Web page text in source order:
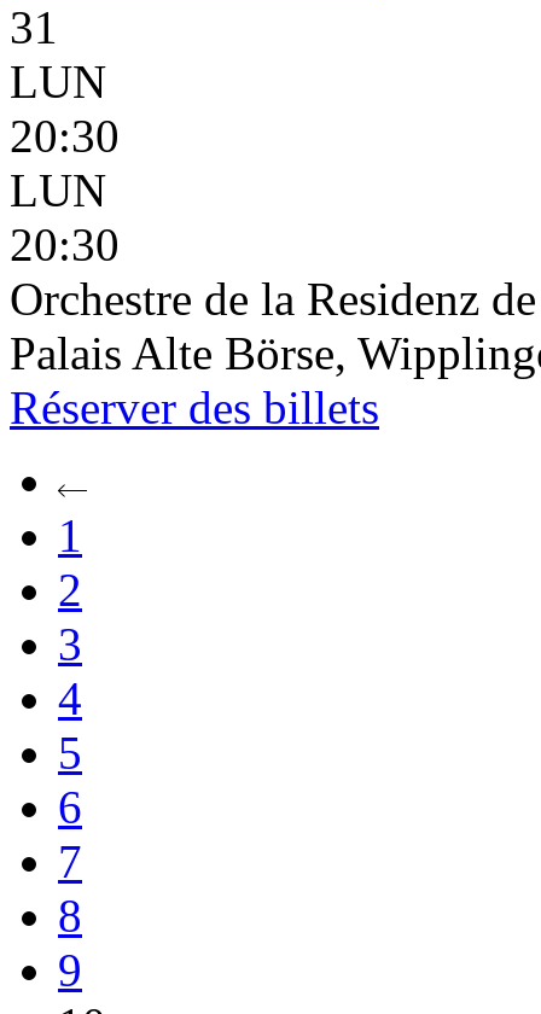
31
LUN
20:30
LUN
20:30
Orchestre de la Residenz
Palais Alte Börse,
Réserver des billets
1
2
3
4
5
6
7
8
9